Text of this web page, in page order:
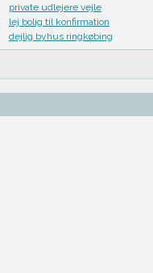
private udlejere vejle
lej bolig til konfirmation
dejlig byhus ringkøbing